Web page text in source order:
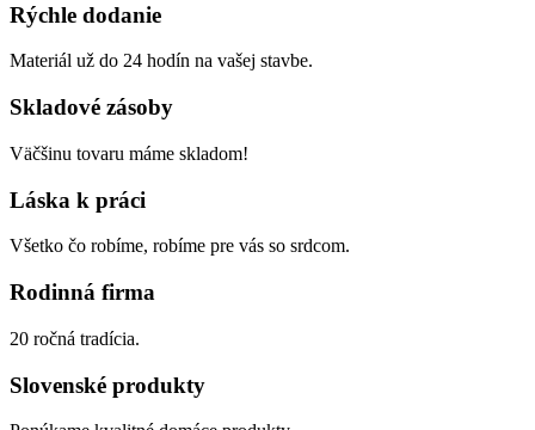
Rýchle dodanie
Materiál už do 24 hodín na vašej stavbe.
Skladové zásoby
Väčšinu tovaru máme skladom!
Láska k práci
Všetko čo robíme, robíme pre vás so srdcom.
Rodinná firma
20 ročná tradícia.
Slovenské produkty